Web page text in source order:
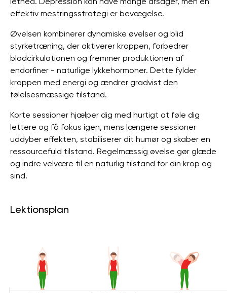
effektiv mestringsstrategi er bevægelse.
Øvelsen kombinerer dynamiske øvelser og blid
styrketræning, der aktiverer kroppen, forbedrer
blodcirkulationen og fremmer produktionen af ​​
endorfiner - naturlige lykkehormoner. Dette fylder
kroppen med energi og ændrer gradvist den
følelsesmæssige tilstand.
Korte sessioner hjælper dig med hurtigt at føle dig
lettere og få fokus igen, mens længere sessioner
uddyber effekten, stabiliserer dit humør og skaber en
ressourcefuld tilstand. Regelmæssig øvelse gør glæde
og indre velvære til en naturlig tilstand for din krop og
sind.
Lektionsplan